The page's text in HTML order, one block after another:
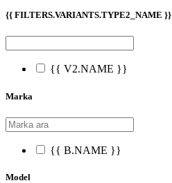
{{ FILTERS.VARIANTS.TYPE2_NAME }}
{{ V2.NAME }}
Marka
{{ B.NAME }}
Model